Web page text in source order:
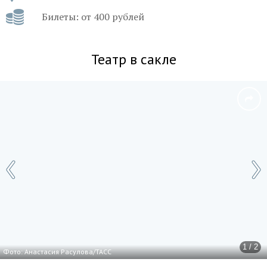
Билеты: от 400 рублей
Театр в сакле
1 / 2
Фото: Анастасия Расулова/ТАСС